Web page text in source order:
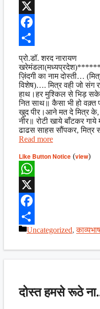
WhatsApp
X
Facebook
Share
प्रो.डॉ. शरद नारायण
ज़िंदगी का नाम दोस्ती…
विशेष)…. मित्र वही जो संग
हाथ।हर मुश्किल से भिड़
नित साथ॥ कैसा भी हो
खुद पीर।आने मत दे मित्र के,
नीर॥ रोटी खाये बाँटकर गाये
ढाढस साहस सौंपकर,
Read more
Like Button Notice (view)
WhatsApp
X
Facebook
Share
Categories
Uncategorized,
दोस्त हमसे रूठे